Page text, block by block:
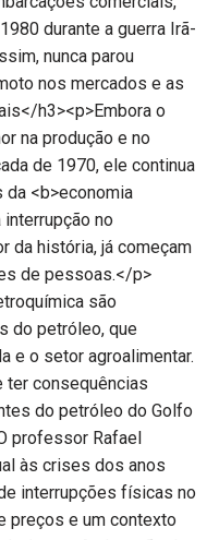
durante a guerra Irã-
nunca parou
nos mercados e as
h3><p>Embora o
na produção e no
de 1970, ele continua
<b>economia
no
da história, já começam
de pessoas.</p>
são
do petróleo, que
e o setor agroalimentar.
ter consequências
do petróleo do Golfo
professor Rafael
às crises dos anos
interrupções físicas no
preços e um contexto